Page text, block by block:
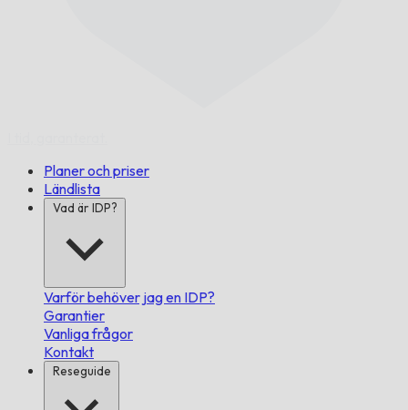
Planer och priser
Ländlista
Vad är IDP?
Varför behöver jag en IDP?
Garantier
Vanliga frågor
Kontakt
Reseguide